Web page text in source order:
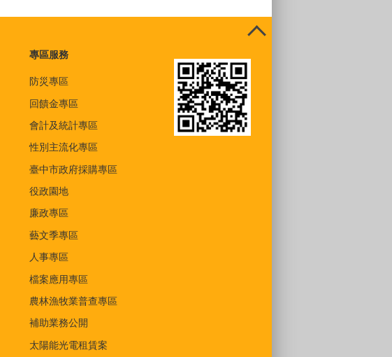
專區服務
防災專區
回饋金專區
會計及統計專區
性別主流化專區
臺中市政府採購專區
役政園地
廉政專區
藝文季專區
人事專區
檔案應用專區
農林漁牧業普查專區
補助業務公開
太陽能光電租賃案